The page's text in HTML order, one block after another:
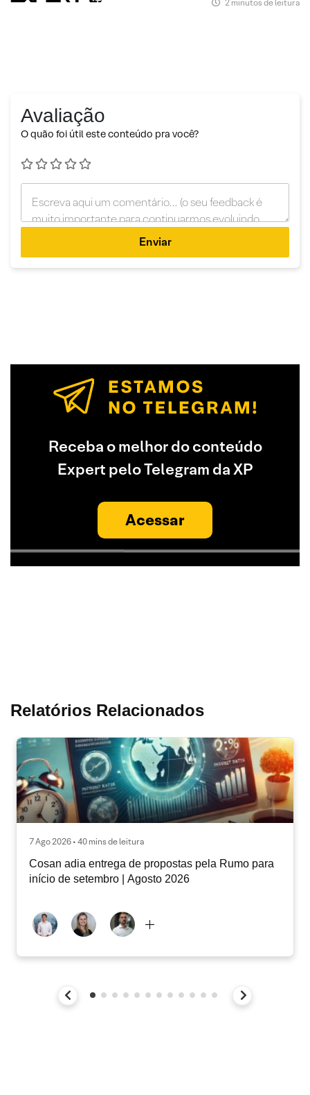
2 minutos de leitura
Avaliação
O quão foi útil este conteúdo pra você?
Enviar
Receba o melhor do conteúdo
Expert pelo Telegram da XP
Acessar
Relatórios Relacionados
7 Ago 2026 • 40 mins de leitura
Cosan adia entrega de propostas pela Rumo para
início de setembro | Agosto 2026